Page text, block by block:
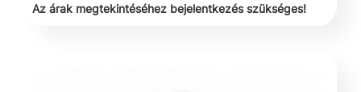
Az árak megtekintéséhez bejelentkezés szükséges!